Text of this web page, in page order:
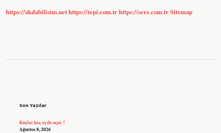
https://akdabilisim.nethttps://tepi.com.trhttps://sere.com.trSitemap
Son Yazılar
Kuşlar kaç ayda uçar ?
Ağustos 8, 2026